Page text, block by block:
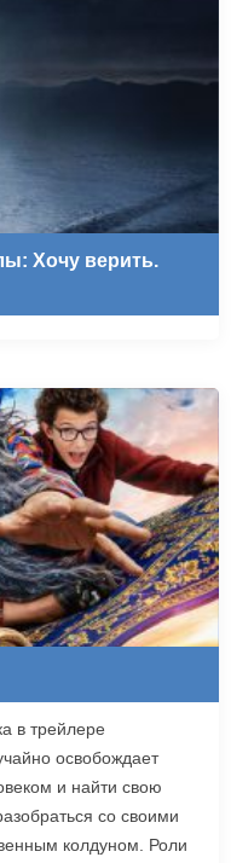
Хочу верить.
в трейлере
освобождает
и найти свою
со своими
колдуном. Роли